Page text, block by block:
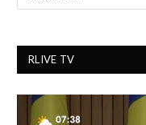
RLIVE TV